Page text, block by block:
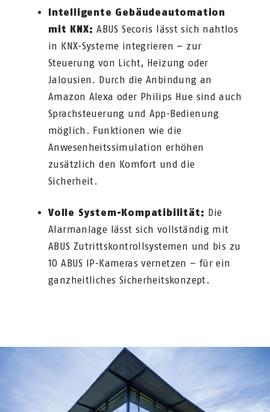
Intelligente Gebäudeautomation
mit KNX:ABUS Secoris lässt sich nahtlos
in KNX-Systeme integrieren – zur
Steuerung von Licht, Heizung oder
Jalousien. Durch die Anbindung an
Amazon Alexa oder Philips Hue sind auch
Sprachsteuerung und App-Bedienung
möglich. Funktionen wie die
Anwesenheitssimulation erhöhen
zusätzlich den Komfort und die
Sicherheit.
Volle System-Kompatibilität: Die
Alarmanlage lässt sich vollständig mit
ABUS Zutrittskontrollsystemen und bis zu
10 ABUS IP-Kameras vernetzen – für ein
ganzheitliches Sicherheitskonzept.